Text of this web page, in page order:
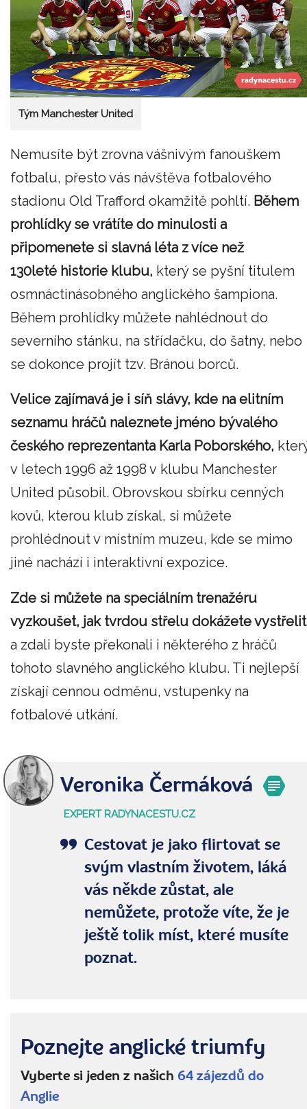
Tým Manchester United
Nemusíte být zrovna vášnivým fanouškem
fotbalu, přesto vás návštěva fotbalového
stadionu Old Trafford okamžitě pohltí. Během
prohlídky se vrátíte do minulosti a
připomenete si slavná léta z více než
130leté historie klubu, který se pyšní titulem
osmnáctinásobného anglického šampiona.
Během prohlídky můžete nahlédnout do
severního stánku, na střídačku, do šatny, nebo
se dokonce projít tzv. Bránou borců.
Velice zajímavá je i síň slávy, kde na elitním
seznamu hráčů naleznete jméno bývalého
českého reprezentanta Karla Poborského,
v letech 1996 až 1998 v klubu Manchester
United působil. Obrovskou sbírku cenných
kovů, kterou klub získal, si můžete
prohlédnout v místním muzeu, kde se mimo
jiné nachází i interaktivní expozice.
Zde si můžete na speciálním trenažéru
vyzkoušet, jak tvrdou střelu dokážete vystřelit
a zdali byste překonali i některého z hráčů
tohoto slavného anglického klubu. Ti nejlepší
získají cennou odměnu, vstupenky na
fotbalové utkání.
Veronika Čermáková
EXPERT RADYNACESTU.CZ
Cestovat je jako flirtovat se
svým vlastním životem, láká
vás někde zůstat, ale
nemůžete, protože víte, že je
ještě tolik míst, které musíte
poznat.
Poznejte anglické triumfy
Vyberte si jeden z našich 64 zájezdů do
Anglie